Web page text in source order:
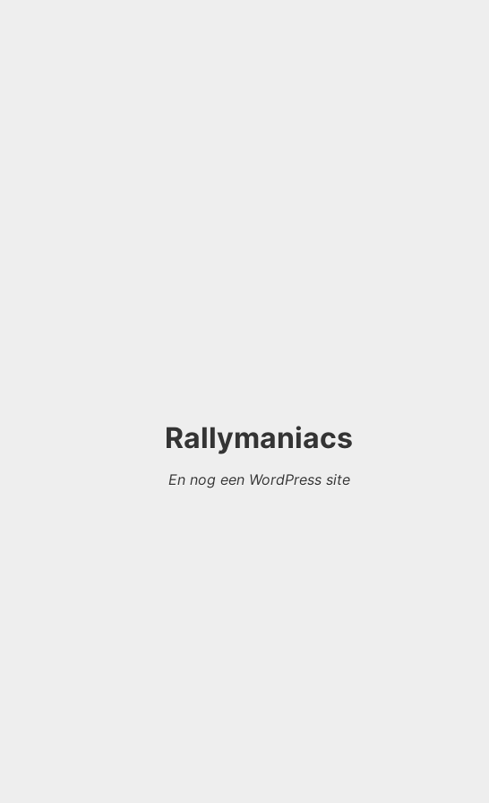
Rallymaniacs
En nog een WordPress site